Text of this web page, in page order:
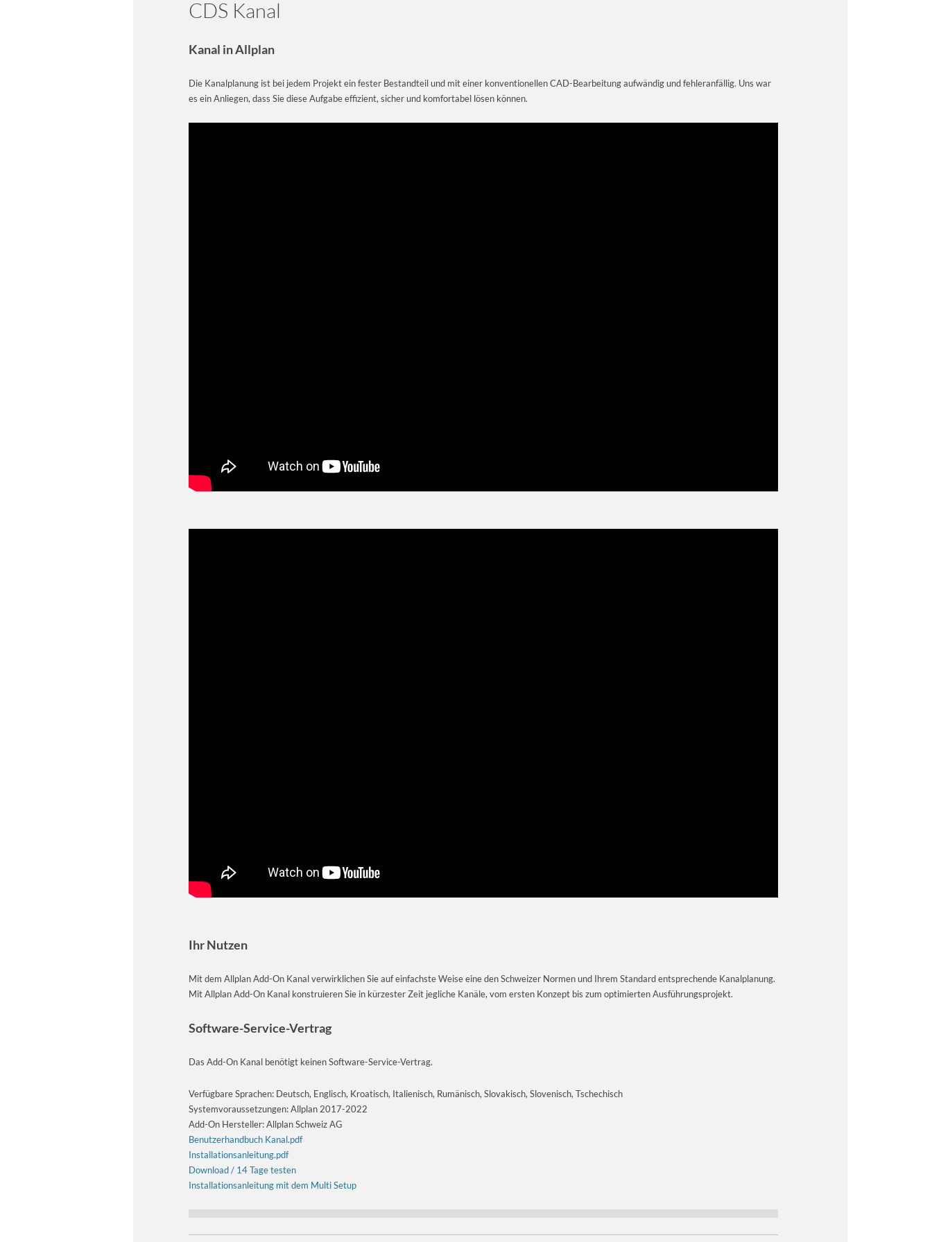
CDS Kanal
Kanal in Allplan
Die Kanalplanung ist bei jedem Projekt ein fester Bestandteil und mit einer konventionellen CAD-Bearbeitung aufwändig und fehleranfällig. Uns war
es ein Anliegen, dass Sie diese Aufgabe effizient, sicher und komfortabel lösen können.
Ihr Nutzen
Mit dem Allplan Add-On Kanal verwirklichen Sie auf einfachste Weise eine den Schweizer Normen und Ihrem Standard entsprechende Kanalplanung.
Mit Allplan Add-On Kanal konstruieren Sie in kürzester Zeit jegliche Kanäle, vom ersten Konzept bis zum optimierten Ausführungsprojekt.
Software-Service-Vertrag
Das Add-On Kanal benötigt keinen Software-Service-Vertrag.
Verfügbare Sprachen: Deutsch, Englisch, Kroatisch, Italienisch, Rumänisch, Slovakisch, Slovenisch, Tschechisch
Systemvoraussetzungen: Allplan 2017-2022
Add-On Hersteller: Allplan Schweiz AG
Benutzerhandbuch Kanal.pdf
Installationsanleitung.pdf
Download / 14 Tage testen
Installationsanleitung mit dem Multi Setup